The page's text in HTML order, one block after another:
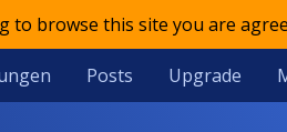
to browse this site you are
Posts Upgrade